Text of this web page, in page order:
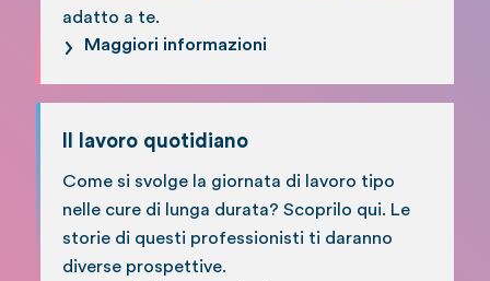
adatto a te.
Maggiori informazioni
Il lavoro quotidiano
Come si svolge la giornata di lavoro tipo
nelle cure di lunga durata? Scoprilo qui. Le
storie di questi professionisti ti daranno
diverse prospettive.